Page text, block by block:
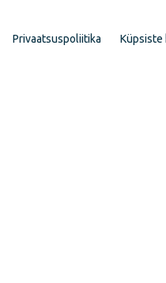
Privaatsuspoliitika Küpsiste